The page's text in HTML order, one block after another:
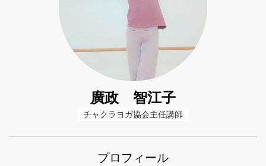
廣政 智江子
チャクラヨガ協会主任講師
プロフィール